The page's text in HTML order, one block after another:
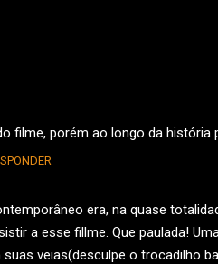
filme, porém ao longo da história
era, na quase
a esse fillme. Que paulada!
veias(desculpe o trocadilho